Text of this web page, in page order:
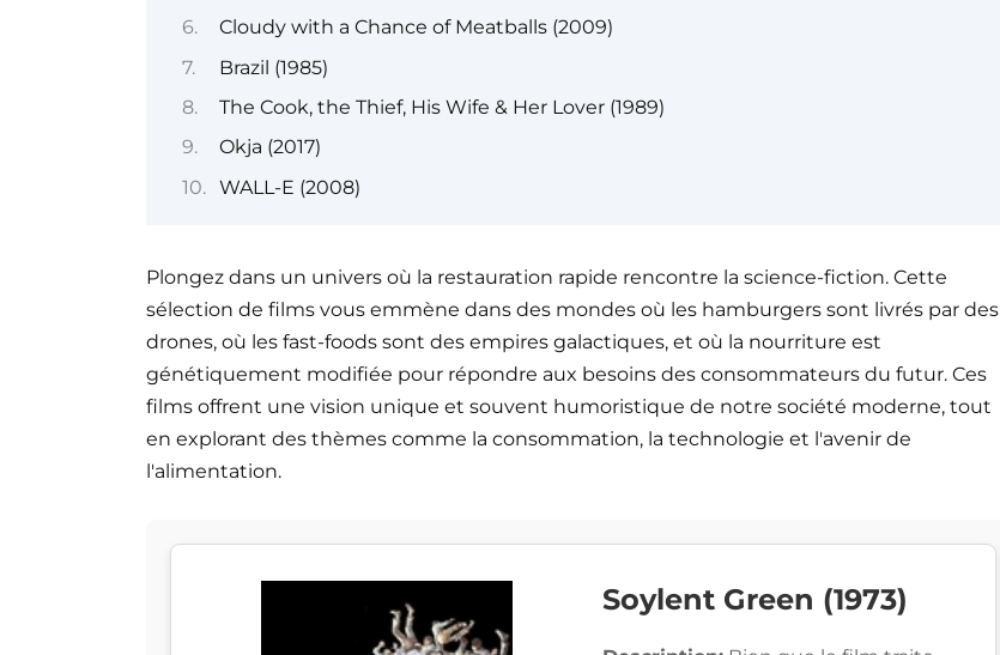
Cloudy with a Chance of Meatballs (2009)
Brazil (1985)
The Cook, the Thief, His Wife & Her Lover (1989)
Okja (2017)
WALL-E (2008)
Plongez dans un univers où la restauration rapide rencontre la science-fiction. Cette
sélection de films vous emmène dans des mondes où les hamburgers sont livrés par des
drones, où les fast-foods sont des empires galactiques, et où la nourriture est
génétiquement modifiée pour répondre aux besoins des consommateurs du futur. Ces
films offrent une vision unique et souvent humoristique de notre société moderne, tout
en explorant des thèmes comme la consommation, la technologie et l'avenir de
l'alimentation.
Soylent Green (1973)